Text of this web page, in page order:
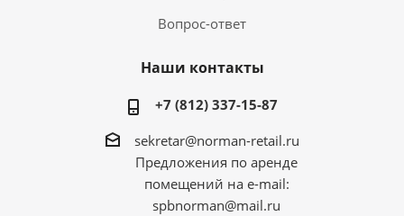
Вопрос-ответ
Наши контакты
+7 (812) 337-15-87
sekretar@norman-retail.ru
Предложения по аренде
помещений на e-mail:
spbnorman@mail.ru